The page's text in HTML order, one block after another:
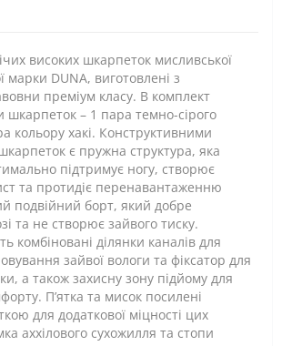
високих шкарпеток мисливської
марки DUNA, виготовлені з
преміум класу. В комплект
шкарпеток – 1 пара темно-сірого
кольору хакі. Конструктивними
є пружна структура, яка
підтримує ногу, створює
та протидіє перенавантаженню
подвійний борт, який добре
та не створює зайвого тиску.
комбіновані ділянки каналів для
зайвої вологи та фіксатор для
а також захисну зону підйому для
П’ятка та мисок посилені
для додаткової міцності цих
аххілового сухожилля та стопи